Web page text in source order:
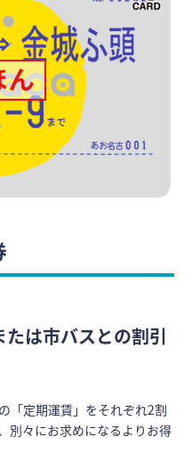
は市バスとの割引
「定期運賃」をそれぞれ2割
別々にお求めになるよりお得